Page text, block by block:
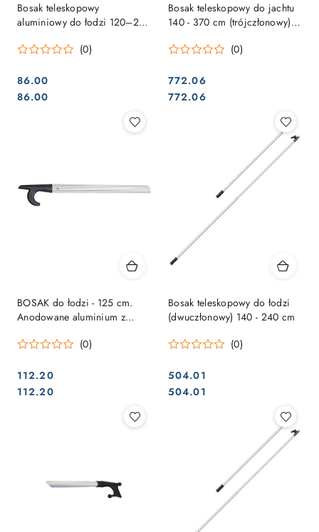
Bosak teleskopowy
aluminiowy do łodzi 120–213
(0)
Cena:
86.00
Cena:
86.00
Bosak teleskopowy do jachtu
140 - 370 cm (trójczłonowy)
(0)
Cena:
772.06
Cena:
772.06
BOSAK do łodzi - 125 cm.
Anodowane aluminium z
nitowane
(0)
Cena:
112.20
Cena:
112.20
Bosak teleskopowy do łodzi
(dwuczłonowy) 140 - 240 cm
(0)
Cena:
504.01
Cena:
504.01